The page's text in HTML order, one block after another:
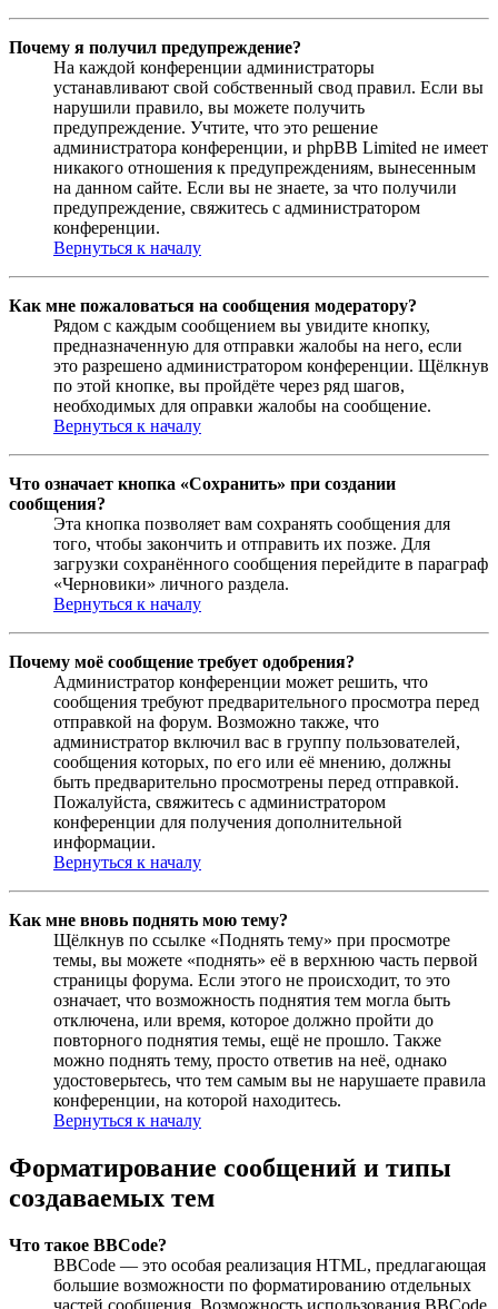
Почему я получил предупреждение?
На каждой конференции администраторы
устанавливают свой собственный свод правил. Если вы
нарушили правило, вы можете получить
предупреждение. Учтите, что это решение
администратора конференции, и phpBB Limited не имеет
никакого отношения к предупреждениям, вынесенным
на данном сайте. Если вы не знаете, за что получили
предупреждение, свяжитесь с администратором
конференции.
Вернуться к началу
Как мне пожаловаться на сообщения модератору?
Рядом с каждым сообщением вы увидите кнопку,
предназначенную для отправки жалобы на него, если
это разрешено администратором конференции. Щёлкнув
по этой кнопке, вы пройдёте через ряд шагов,
необходимых для оправки жалобы на сообщение.
Вернуться к началу
Что означает кнопка «Сохранить» при создании
сообщения?
Эта кнопка позволяет вам сохранять сообщения для
того, чтобы закончить и отправить их позже. Для
загрузки сохранённого сообщения перейдите в параграф
«Черновики» личного раздела.
Вернуться к началу
Почему моё сообщение требует одобрения?
Администратор конференции может решить, что
сообщения требуют предварительного просмотра перед
отправкой на форум. Возможно также, что
администратор включил вас в группу пользователей,
сообщения которых, по его или её мнению, должны
быть предварительно просмотрены перед отправкой.
Пожалуйста, свяжитесь с администратором
конференции для получения дополнительной
информации.
Вернуться к началу
Как мне вновь поднять мою тему?
Щёлкнув по ссылке «Поднять тему» при просмотре
темы, вы можете «поднять» её в верхнюю часть первой
страницы форума. Если этого не происходит, то это
означает, что возможность поднятия тем могла быть
отключена, или время, которое должно пройти до
повторного поднятия темы, ещё не прошло. Также
можно поднять тему, просто ответив на неё, однако
удостоверьтесь, что тем самым вы не нарушаете правила
конференции, на которой находитесь.
Вернуться к началу
Форматирование сообщений и типы
создаваемых тем
Что такое BBCode?
BBCode — это особая реализация HTML, предлагающая
большие возможности по форматированию отдельных
частей сообщения. Возможность использования BBCode